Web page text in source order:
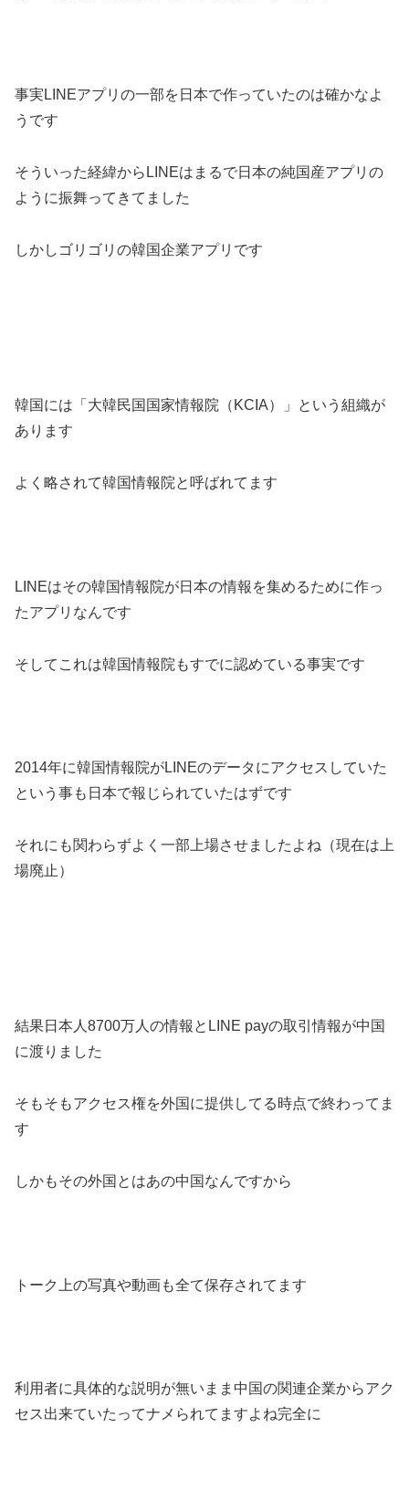
事実LINEアプリの一部を日本で作っていたのは確かなよ
うです
そういった経緯からLINEはまるで日本の純国産アプリの
ように振舞ってきてました
しかしゴリゴリの韓国企業アプリです
韓国には「大韓民国国家情報院（KCIA）」という組織が
あります
よく略されて韓国情報院と呼ばれてます
LINEはその韓国情報院が日本の情報を集めるために作っ
たアプリなんです
そしてこれは韓国情報院もすでに認めている事実です
2014年に韓国情報院がLINEのデータにアクセスしていた
という事も日本で報じられていたはずです
それにも関わらずよく一部上場させましたよね（現在は上
場廃止）
結果日本人8700万人の情報とLINE payの取引情報が中国
に渡りました
そもそもアクセス権を外国に提供してる時点で終わってま
す
しかもその外国とはあの中国なんですから
トーク上の写真や動画も全て保存されてます
利用者に具体的な説明が無いまま中国の関連企業からアク
セス出来ていたってナメられてますよね完全に